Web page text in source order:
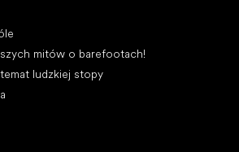
mitów o barefootach!
ludzkiej stopy